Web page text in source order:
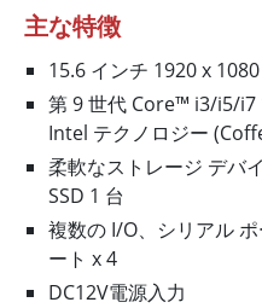
主な特徴
15.6 インチ 1920 x
第 9 世代 Core™ i3/i5/i7
Intel テクノロジー
柔軟なストレージ デバ
SSD 1 台
複数の I/O、シリアル
ート x 4
DC12V電源入力